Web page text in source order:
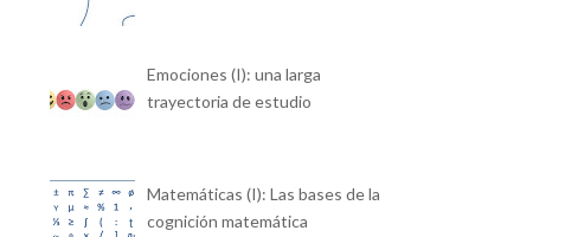
Emociones (I): una larga
trayectoria de estudio
Matemáticas (I): Las bases de la
cognición matemática